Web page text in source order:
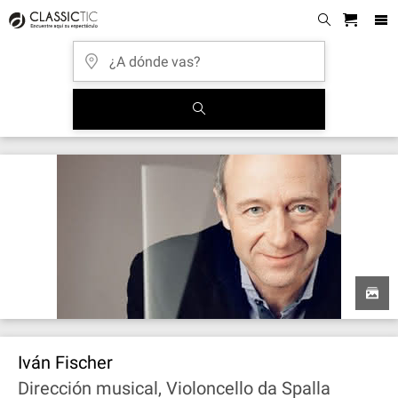
Iván Fischer
Dirección musical, Violoncello da Spalla